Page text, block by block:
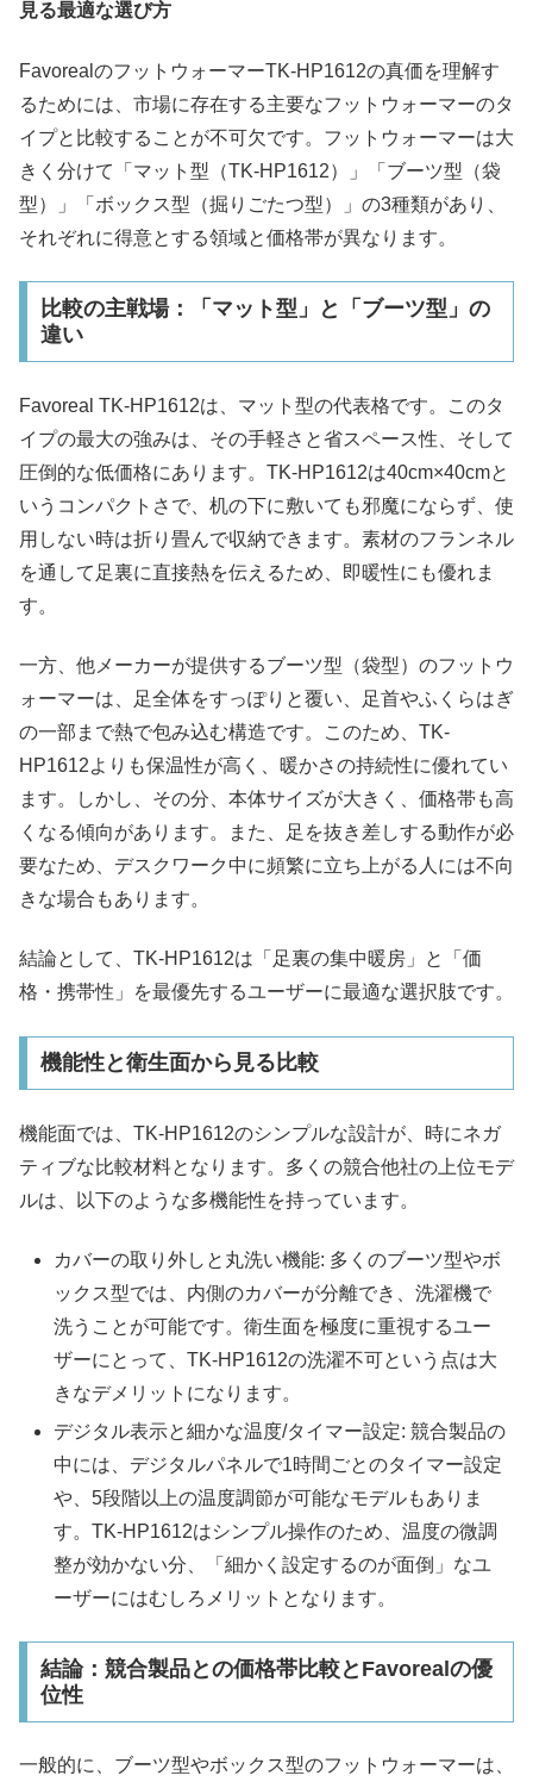
見る最適な選び方
FavorealのフットウォーマーTK-HP1612の真価を理解す
るためには、市場に存在する主要なフットウォーマーのタ
イプと比較することが不可欠です。フットウォーマーは大
きく分けて「マット型（TK-HP1612）」「ブーツ型（袋
型）」「ボックス型（掘りごたつ型）」の3種類があり、
それぞれに得意とする領域と価格帯が異なります。
比較の主戦場：「マット型」と「ブーツ型」の
違い
Favoreal TK-HP1612は、マット型の代表格です。このタ
イプの最大の強みは、その手軽さと省スペース性、そして
圧倒的な低価格にあります。TK-HP1612は40cm×40cmと
いうコンパクトさで、机の下に敷いても邪魔にならず、使
用しない時は折り畳んで収納できます。素材のフランネル
を通して足裏に直接熱を伝えるため、即暖性にも優れま
す。
一方、他メーカーが提供するブーツ型（袋型）のフットウ
ォーマーは、足全体をすっぽりと覆い、足首やふくらはぎ
の一部まで熱で包み込む構造です。このため、TK-
HP1612よりも保温性が高く、暖かさの持続性に優れてい
ます。しかし、その分、本体サイズが大きく、価格帯も高
くなる傾向があります。また、足を抜き差しする動作が必
要なため、デスクワーク中に頻繁に立ち上がる人には不向
きな場合もあります。
結論として、TK-HP1612は「足裏の集中暖房」と「価
格・携帯性」を最優先するユーザーに最適な選択肢です。
機能性と衛生面から見る比較
機能面では、TK-HP1612のシンプルな設計が、時にネガ
ティブな比較材料となります。多くの競合他社の上位モデ
ルは、以下のような多機能性を持っています。
カバーの取り外しと丸洗い機能: 多くのブーツ型やボ
ックス型では、内側のカバーが分離でき、洗濯機で
洗うことが可能です。衛生面を極度に重視するユー
ザーにとって、TK-HP1612の洗濯不可という点は大
きなデメリットになります。
デジタル表示と細かな温度/タイマー設定: 競合製品の
中には、デジタルパネルで1時間ごとのタイマー設定
や、5段階以上の温度調節が可能なモデルもありま
す。TK-HP1612はシンプル操作のため、温度の微調
整が効かない分、「細かく設定するのが面倒」なユ
ーザーにはむしろメリットとなります。
結論：競合製品との価格帯比較とFavorealの優
位性
一般的に、ブーツ型やボックス型のフットウォーマーは、